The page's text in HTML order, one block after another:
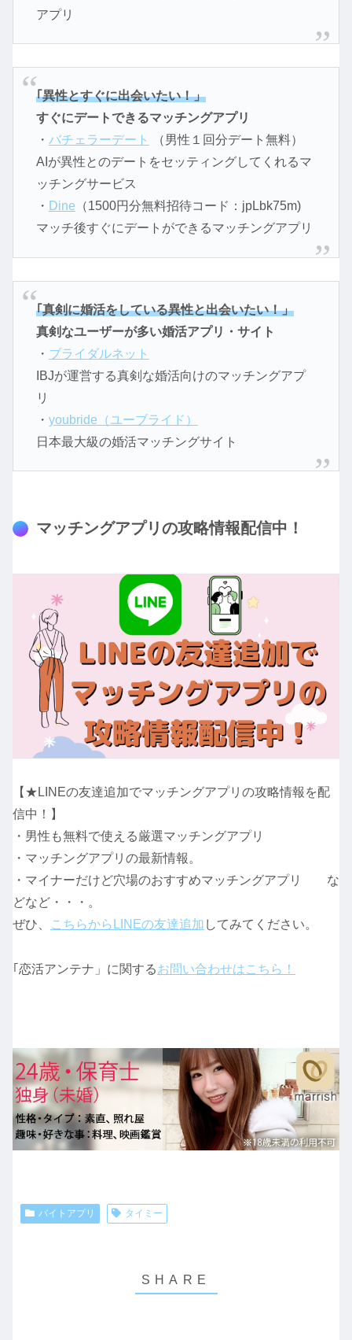
アプリ
｢異性とすぐに出会いたい！」
すぐにデートできるマッチングアプリ
・ バチェラーデート
（男性１回分デート無料）
AIが異性とのデートをセッティングしてくれるマ
ッチングサービス
・ Dine （1500円分無料招待コード：jpLbk75m)
マッチ後すぐにデートができるマッチングアプリ
｢真剣に婚活をしている異性と出会いたい！」
真剣なユーザーが多い婚活アプリ・サイト
・ ブライダルネット
IBJが運営する真剣な婚活向けのマッチングアプ
リ
・ youbride（ユーブライド）
日本最大級の婚活マッチングサイト
マッチングアプリの攻略情報配信中！
【★LINEの友達追加でマッチングアプリの攻略情報を配
信中！】
・男性も無料で使える厳選マッチングアプリ
・マッチングアプリの最新情報。
・マイナーだけど穴場のおすすめマッチングアプリ な
どなど・・・。
ぜひ、
こちらからLINEの友達追加 してみてください。
｢恋活アンテナ」に関するお問い合わせはこちら！
バイトアプリ タイミー